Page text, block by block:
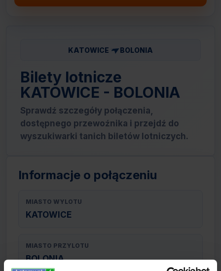
KATOWICE BOLONIA
Bilety lotnicze
KATOWICE - BOLONIA
Sprawdź szczegóły połączenia,
dostępnego przewoźnika i przejdź do
wyszukiwarki tanich biletów lotniczych.
Informacje o połączeniu
MIASTO WYLOTU
KATOWICE
MIASTO PRZYLOTU
BOLONIA